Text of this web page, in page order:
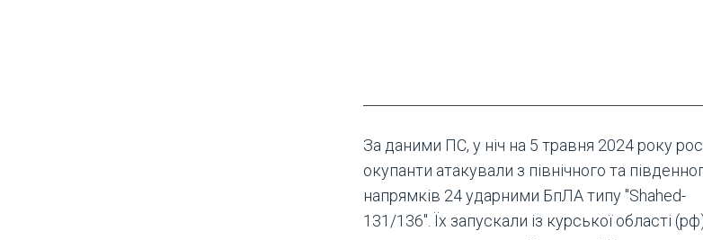
За даними ПС, у ніч на 5 травня 2024 року
окупанти атакували з північного та
напрямків 24 ударними БпЛА типу "Shahed-
131/136". Їх запускали із курської області